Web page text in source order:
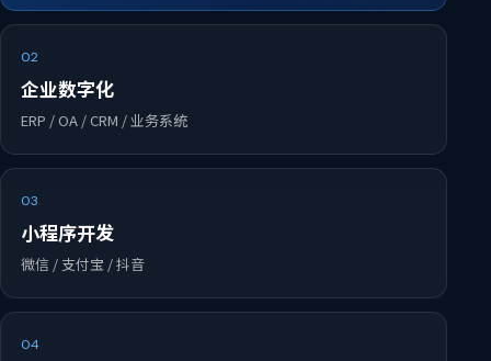
02
企业数字化
ERP / OA / CRM / 业务系统
03
小程序开发
微信 / 支付宝 / 抖音
04